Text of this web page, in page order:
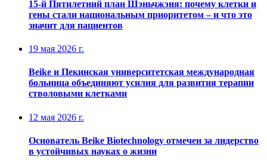
15-й Пятилетний план Шэньчжэня: почему клетки и
гены стали национальным приоритетом – и что это
значит для пациентов
19 мая 2026 г.
Beike и Пекинская университетская международная
больница объединяют усилия для развития терапии
стволовыми клетками
12 мая 2026 г.
Основатель Beike Biotechnology отмечен за лидерство
в устойчивых науках о жизни